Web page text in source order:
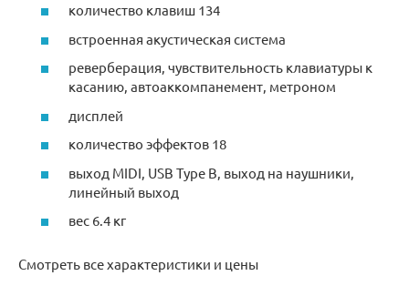
количество клавиш 134
встроенная акустическая система
реверберация, чувствительность клавиатуры к
касанию, автоаккомпанемент, метроном
дисплей
количество эффектов 18
выход MIDI, USB Type B, выход на наушники,
линейный выход
вес 6.4 кг
Смотреть все характеристики и цены